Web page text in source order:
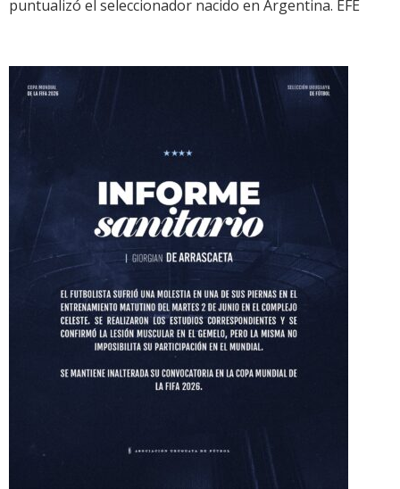
puntualizó el seleccionador nacido en Argentina. EFE